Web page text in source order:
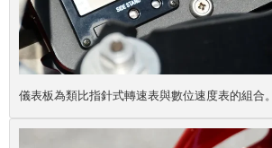
儀表板為類比指針式轉速表與數位速度表的組合。